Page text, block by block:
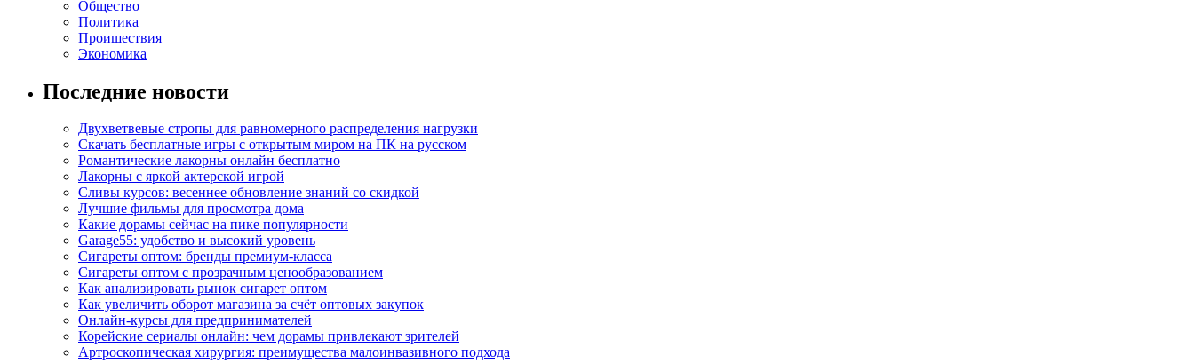
Общество
Политика
Проишествия
Экономика
Последние новости
Двухветвевые стропы для равномерного распределения нагрузки
Скачать бесплатные игры с открытым миром на ПК на русском
Романтические лакорны онлайн бесплатно
Лакорны с яркой актерской игрой
Сливы курсов: весеннее обновление знаний со скидкой
Лучшие фильмы для просмотра дома
Какие дорамы сейчас на пике популярности
Garage55: удобство и высокий уровень
Сигареты оптом: бренды премиум-класса
Сигареты оптом с прозрачным ценообразованием
Как анализировать рынок сигарет оптом
Как увеличить оборот магазина за счёт оптовых закупок
Онлайн-курсы для предпринимателей
Корейские сериалы онлайн: чем дорамы привлекают зрителей
Артроскопическая хирургия: преимущества малоинвазивного подхода